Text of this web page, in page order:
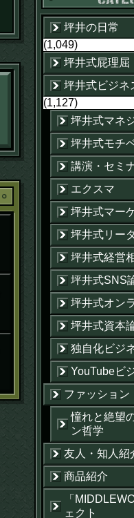
お知らせ
坪井の日常
(1,049)
坪井式屁理屈
坪井式ビジネ
(1,127)
坪井式マネ
坪井式モチ
講演・セミ
エクスマ
坪井式マー
坪井式リー
坪井式経営
坪井式SNS
坪井式オン
坪井式資本
独自化ビジ
YouTubeビ
ファッション
憧れと絶望
ン哲学
友人・知人紹
商品紹介
「
ェクト